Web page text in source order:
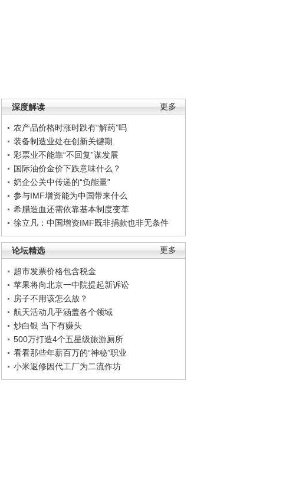
更多
深度解读
农产品价格时涨时跌有“解药”吗
装备制造业处在创新关键期
彩票业不能靠“不回复”谋发展
国际油价金价下跌意味什么？
奶企公关中传递的“负能量”
参与IMF增资能为中国带来什么
希腊造血还需依靠基本制度变革
徐立凡：中国增资IMF既非捐款也非无条件
更多
论坛精选
超市发票价格包含税金
苹果将向北京一中院提起新诉讼
房子不用该怎么放？
航天活动几乎涵盖各个领域
炒白银 当下有赚头
500万打造4个五星级旅游厕所
看看那些年薪百万的“神秘”职业
小米返修因代工厂为二流作坊